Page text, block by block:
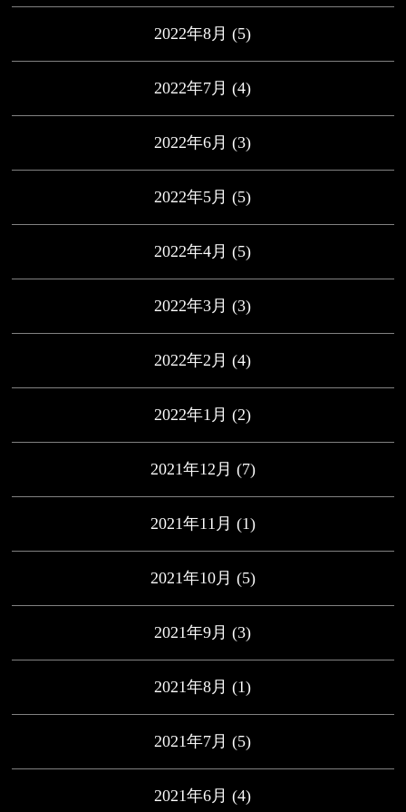
2022年8月 (5)
2022年7月 (4)
2022年6月 (3)
2022年5月 (5)
2022年4月 (5)
2022年3月 (3)
2022年2月 (4)
2022年1月 (2)
2021年12月 (7)
2021年11月 (1)
2021年10月 (5)
2021年9月 (3)
2021年8月 (1)
2021年7月 (5)
2021年6月 (4)